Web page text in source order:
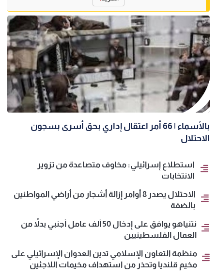
بالأسماء | 66 أمر اعتقال إداري بحق أسرى بسجون
الاحتلال
استطلاع إسرائيلي: مخاوف متصاعدة من تزوير
الانتخابات
الاحتلال يصدر 8 أوامر إزالة أشجار من أراضي المواطنين
بالضفة
نتنياهو يوافق على إدخال 50 ألف عامل أجنبي بدلاً من
العمال الفلسطينيين
منظمة التعاون الإسلامي تدين العدوان الإسرائيلي على
مخيم قلنديا وتحذر من استهداف مخيمات اللاجئين